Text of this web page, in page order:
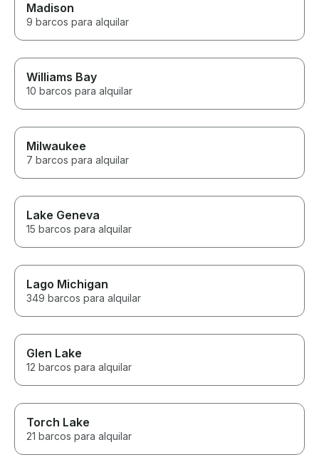
Madison
9 barcos para alquilar
Williams Bay
10 barcos para alquilar
Milwaukee
7 barcos para alquilar
Lake Geneva
15 barcos para alquilar
Lago Michigan
349 barcos para alquilar
Glen Lake
12 barcos para alquilar
Torch Lake
21 barcos para alquilar